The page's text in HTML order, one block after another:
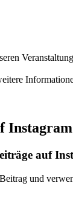
Instagram
auf
und